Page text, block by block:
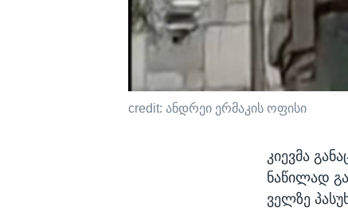
credit: ანდრეი ერმაკის ოფისი
კიევმა
ნაწილად
ველზე